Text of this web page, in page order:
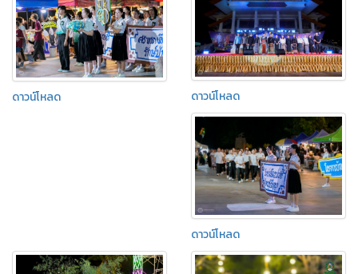
ดาวน์โหลด ดาวน์โหลด
ดาวน์โหลด